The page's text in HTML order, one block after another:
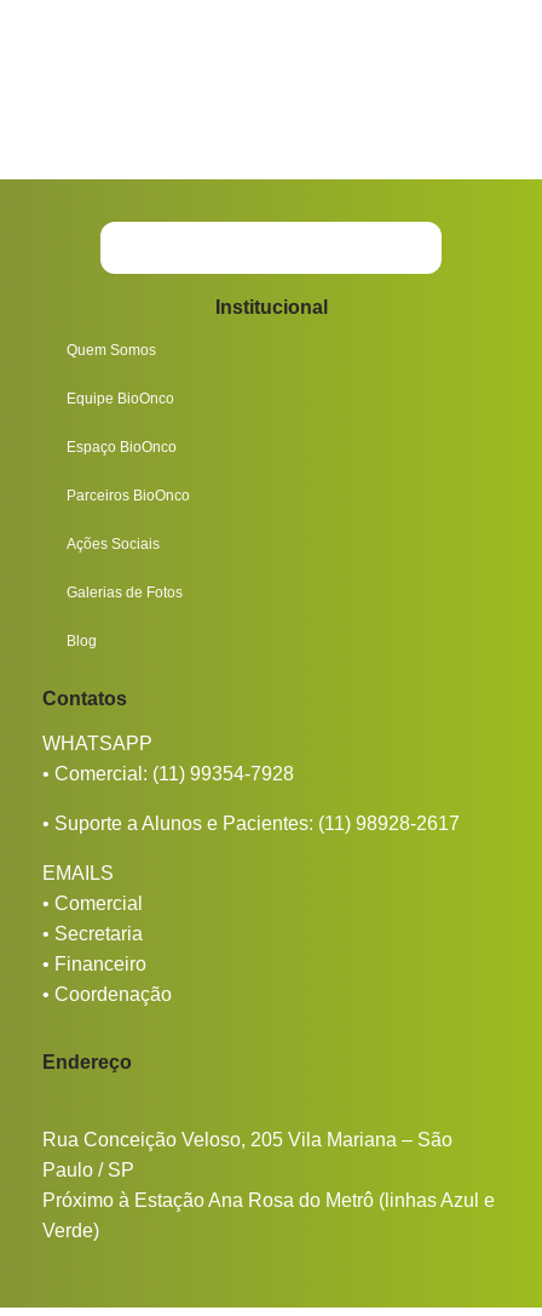
Institucional
Quem Somos
Equipe BioOnco
Espaço BioOnco
Parceiros BioOnco
Ações Sociais
Galerias de Fotos
Blog
Contatos
WHATSAPP
• Comercial: (11) 99354-7928
• Suporte a Alunos e Pacientes: (11) 98928-2617
EMAILS
• Comercial
• Secretaria
• Financeiro
• Coordenação
Endereço
Rua Conceição Veloso, 205 Vila Mariana – São
Paulo / SP
Próximo à Estação Ana Rosa do Metrô (linhas Azul e
Verde)